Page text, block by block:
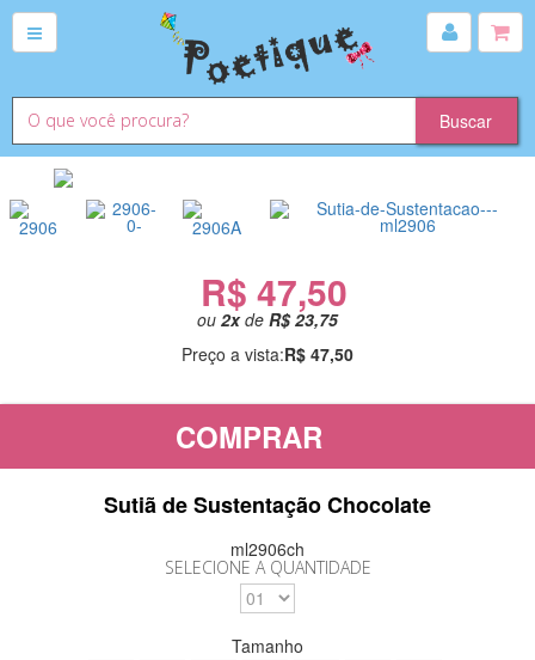
R$ 47,50
ou 2xde R$ 23,75
Preço a vista:R$ 47,50
COMPRAR
Sutiã de Sustentação Chocolate
ml2906ch
SELECIONE A QUANTIDADE
Tamanho